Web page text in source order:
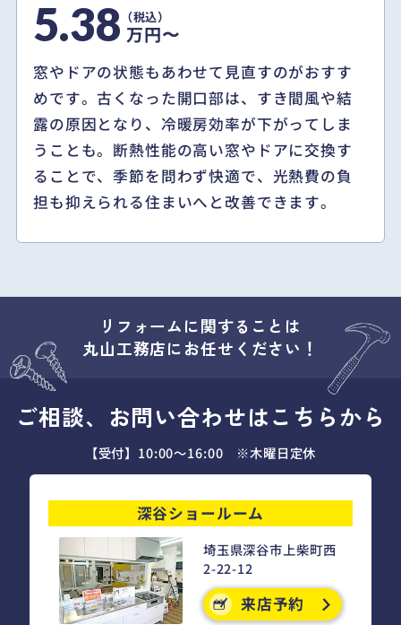
5.38 万円〜
窓やドアの状態もあわせて見直すのがおすす
めです。古くなった開口部は、すき間風や結
露の原因となり、冷暖房効率が下がってしま
うことも。断熱性能の高い窓やドアに交換す
ることで、季節を問わず快適で、光熱費の負
担も抑えられる住まいへと改善できます。
リフォームに関することは
丸山工務店にお任せください！
ご相談、お問い合わせはこちらから
【受付】10:00～16:00 ※木曜日定休
深谷ショールーム
埼玉県深谷市上柴町西
2-22-12
来店予約